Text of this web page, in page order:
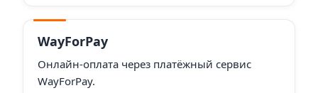
WayForPay
Онлайн-оплата через платёжный сервис
WayForPay.